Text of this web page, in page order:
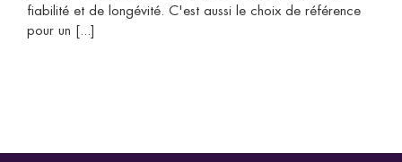
fiabilité et de longévité. C'est aussi le choix de référence
pour un [...]